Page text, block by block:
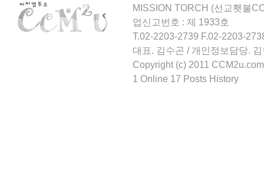
MISSION TORCH (선교횃불
업신고번호 : 제 1933호
T.02-2203-2739 F.02-2203-
대표. 김수곤 / 개인정보담당.
Copyright (c) 2011
1 Online 17 Posts History